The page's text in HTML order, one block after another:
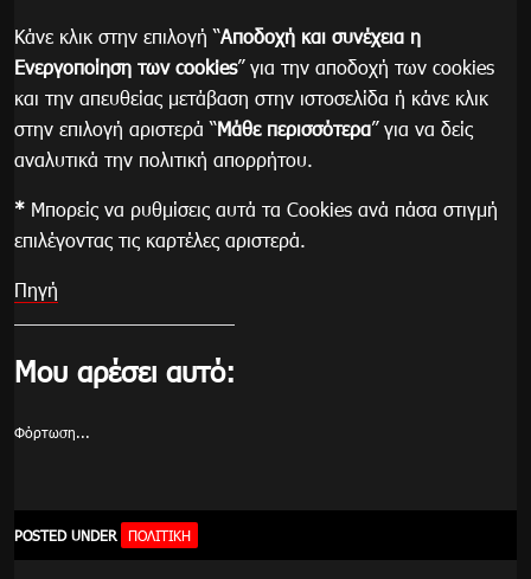
Κάνε κλικ στην επιλογή “Αποδοχή και συνέχεια η
Ενεργοποίηση των cookies” για την αποδοχή των cookies
και την απευθείας μετάβαση στην ιστοσελίδα ή κάνε κλικ
στην επιλογή αριστερά “Μάθε περισσότερα” για να δείς
αναλυτικά την πολιτική απορρήτου.
* Μπορείς να ρυθμίσεις αυτά τα Cookies ανά πάσα στιγμή
επιλέγοντας τις καρτέλες αριστερά.
Πηγή
Μου αρέσει αυτό:
Φόρτωση...
POSTED UNDER ΠΟΛΙΤΙΚΉ